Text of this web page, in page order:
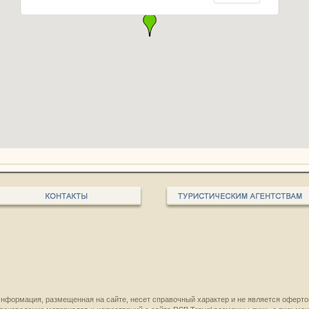
размещенная на сайте, несет справочный характер и не является